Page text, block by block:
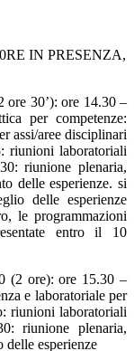
IN PRESENZA,
ore 30’): ore 14.30 –
per competenze:
assi/aree disciplinari
riunioni laboratoriali
riunione plenaria,
delle esperienze. si
delle esperienze
le programmazioni
entro il 10
(2 ore): ore 15.30 –
e laboratoriale per
riunioni laboratoriali
riunione plenaria,
delle esperienze